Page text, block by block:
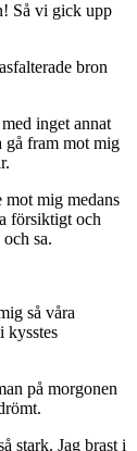
Så vi gick upp
bron
inget annat
gå fram mot mig
mot mig medans
försiktigt och
sa.
så våra
kysstes
på morgonen
stark. Jag brast i